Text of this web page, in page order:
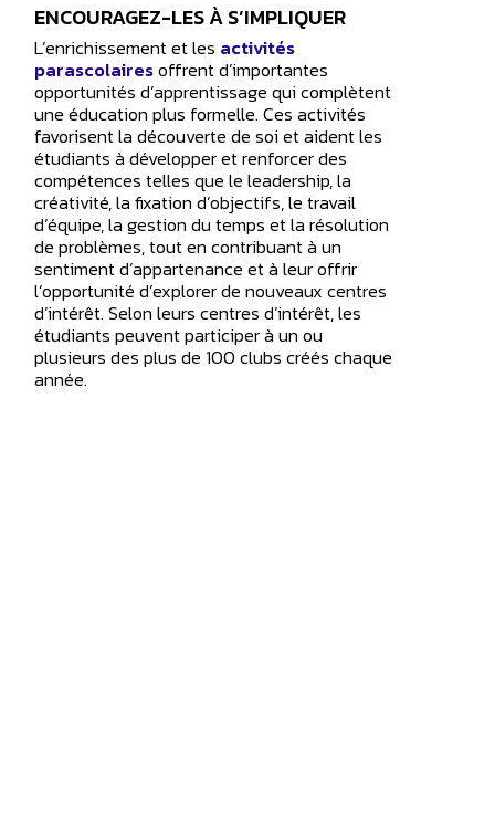
ENCOURAGEZ-LES À S’IMPLIQUER
L’enrichissement et les activités
parascolairesoffrent d’importantes
opportunités d’apprentissage qui complètent
une éducation plus formelle. Ces activités
favorisent la découverte de soi et aident les
étudiants à développer et renforcer des
compétences telles que le leadership, la
créativité, la fixation d’objectifs, le travail
d’équipe, la gestion du temps et la résolution
de problèmes, tout en contribuant à un
sentiment d’appartenance et à leur offrir
l’opportunité d’explorer de nouveaux centres
d’intérêt. Selon leurs centres d’intérêt, les
étudiants peuvent participer à un ou
plusieurs des plus de 100 clubs créés chaque
année.